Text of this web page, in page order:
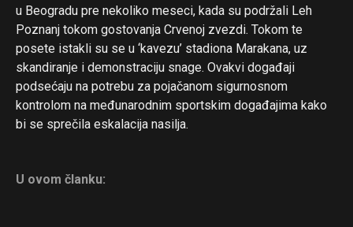
u Beogradu pre nekoliko meseci, kada su podržali Leh
Poznanj tokom gostovanja Crvenoj zvezdi. Tokom te
posete istakli su se u ‘kavezu’ stadiona Marakana, uz
skandiranje i demonstraciju snage. Ovakvi događaji
podsećaju na potrebu za pojačanom sigurnosnom
kontrolom na međunarodnim sportskim događajima kako
bi se sprečila eskalacija nasilja.
U ovom članku: